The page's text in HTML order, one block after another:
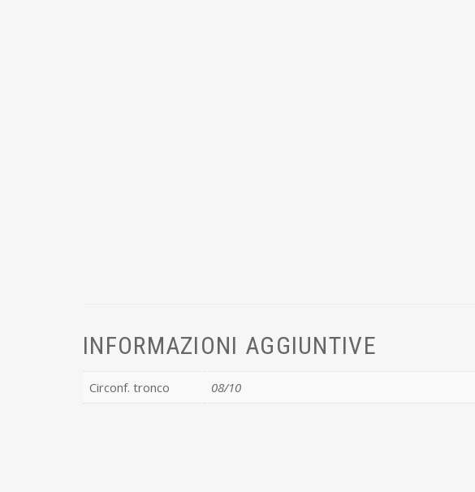
INFORMAZIONI AGGIUNTIVE
Circonf. tronco 08/10